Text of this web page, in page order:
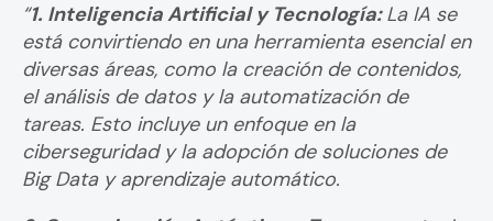
“1. Inteligencia Artificial y Tecnología:La IA se
está convirtiendo en una herramienta esencial en
diversas áreas, como la creación de contenidos,
el análisis de datos y la automatización de
tareas. Esto incluye un enfoque en la
ciberseguridad y la adopción de soluciones de
Big Data y aprendizaje automático.